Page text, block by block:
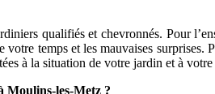
qualifiés et chevronnés. Pour
temps et les mauvaises
à la situation de votre jardin et à
Moulins-les-Metz ?